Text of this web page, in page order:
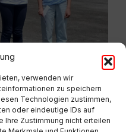
verwenden wir
zu speichern
Technologien zustimmen,
oder eindeutige IDs auf
Ihre Zustimmung nicht erteilen